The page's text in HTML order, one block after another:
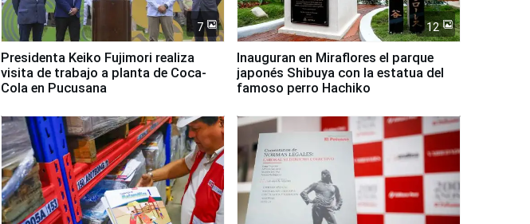
7
Presidenta Keiko Fujimori realiza
visita de trabajo a planta de Coca-
Cola en Pucusana
12
Inauguran en Miraflores el parque
japonés Shibuya con la estatua del
famoso perro Hachiko